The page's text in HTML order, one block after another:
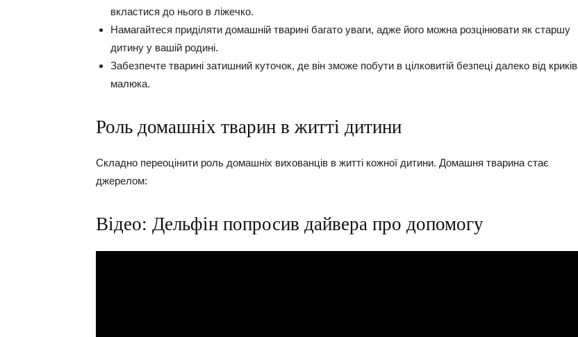
вкластися до нього в ліжечко.
Намагайтеся приділяти домашній тварині багато уваги, адже його можна розцінювати як старшу
дитину у вашій родині.
Забезпечте тварині затишний куточок, де він зможе побути в цілковитій безпеці далеко від криків
малюка.
Роль домашніх тварин в житті дитини
Складно переоцінити роль домашніх вихованців в житті кожної дитини. Домашня тварина стає
джерелом:
Відео: Дельфін попросив дайвера про допомогу